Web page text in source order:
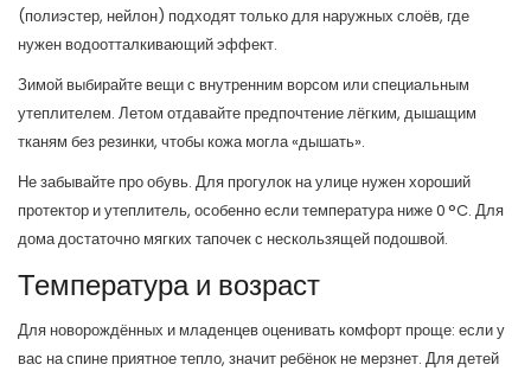
(полиэстер, нейлон) подходят только для наружных слоёв, где
нужен водоотталкивающий эффект.
Зимой выбирайте вещи с внутренним ворсом или специальным
утеплителем. Летом отдавайте предпочтение лёгким, дышащим
тканям без резинки, чтобы кожа могла «дышать».
Не забывайте про обувь. Для прогулок на улице нужен хороший
протектор и утеплитель, особенно если температура ниже 0 °C. Для
дома достаточно мягких тапочек с нескользящей подошвой.
Температура и возраст
Для новорождённых и младенцев оценивать комфорт проще: если у
вас на спине приятное тепло, значит ребёнок не мерзнет. Для детей